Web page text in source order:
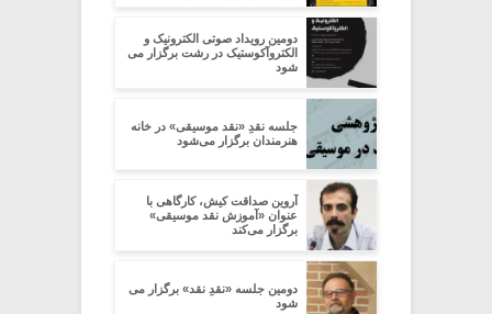
دومین رویداد صوتی الکترونیک و
الکتروآکوستیک در رشت برگزار می
شود
جلسه نقدِ «نقد موسیقی» در خانه
هنرمندان برگزار می‌شود
آروین صداقت کیش، کارگاهی با
عنوان «آموزش نقد موسیقی»
برگزار می‌کند
دومین جلسه «نقدِ نقد» برگزار می
شود